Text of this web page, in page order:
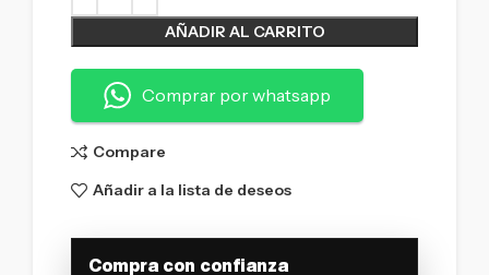
AÑADIR AL CARRITO
Comprar por whatsapp
Compare
Añadir a la lista de deseos
Compra con confianza